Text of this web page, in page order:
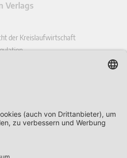
Verlags
der Kreislaufwirtschaft
Regulatory Law Review
Law & Policy Quarterly
Law Review
Law Review
& Public Private Partnership Law